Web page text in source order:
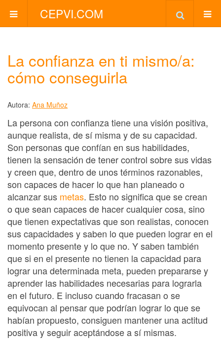
CEPVI.COM
La confianza en ti mismo/a:
cómo conseguirla
Autora: Ana Muñoz
La persona con confianza tiene una visión positiva,
aunque realista, de sí misma y de su capacidad.
Son personas que confían en sus habilidades,
tienen la sensación de tener control sobre sus vidas
y creen que, dentro de unos términos razonables,
son capaces de hacer lo que han planeado o
alcanzar sus metas. Esto no significa que se crean
o que sean capaces de hacer cualquier cosa, sino
que tienen expectativas que son realistas, conocen
sus capacidades y saben lo que pueden lograr en el
momento presente y lo que no. Y saben también
que si en el presente no tienen la capacidad para
lograr una determinada meta, pueden prepararse y
aprender las habilidades necesarias para lograrla
en el futuro. E incluso cuando fracasan o se
equivocan al pensar que podrían lograr lo que se
habían propuesto, consiguen mantener una actitud
positiva y seguir aceptándose a sí mismas.